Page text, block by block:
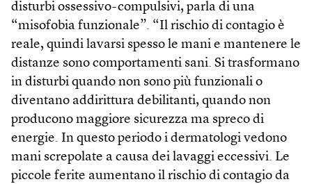
disturbi ossessivo-compulsivi, parla di una
“misofobia funzionale”. “Il rischio di contagio è
reale, quindi lavarsi spesso le mani e mantenere le
distanze sono comportamenti sani. Si trasformano
in disturbi quando non sono più funzionali o
diventano addirittura debilitanti, quando non
producono maggiore sicurezza ma spreco di
energie. In questo periodo i dermatologi vedono
mani screpolate a causa dei lavaggi eccessivi. Le
piccole ferite aumentano il rischio di contagio da